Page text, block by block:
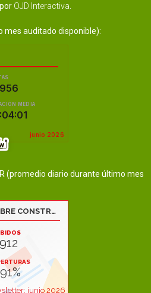
OJD Interactiva
mes auditado disponible):
(promedio diario durante último mes